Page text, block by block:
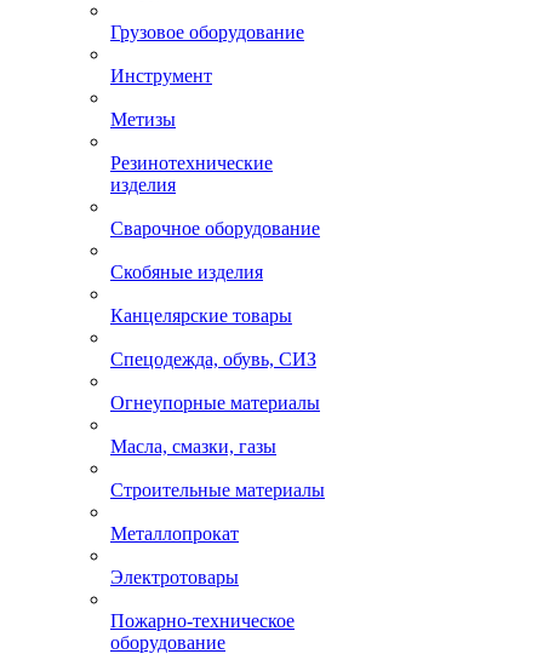
Грузовое оборудование
Инструмент
Метизы
Резинотехнические
изделия
Сварочное оборудование
Скобяные изделия
Канцелярские товары
Спецодежда, обувь, СИЗ
Огнеупорные материалы
Масла, смазки, газы
Строительные материалы
Металлопрокат
Электротовары
Пожарно-техническое
оборудование